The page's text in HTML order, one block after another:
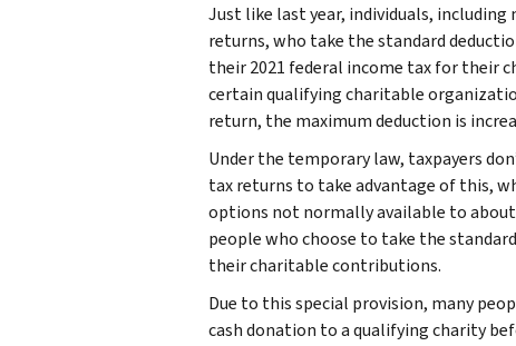
Just like last year, individuals,
returns, who take the standard
their 2021 federal income tax for their
certain qualifying charitable
return, the maximum deduction is
Under the temporary law, taxpayers
tax returns to take advantage of this,
options not normally available to
people who choose to take the
their charitable contributions.
Due to this special provision, many
cash donation to a qualifying charity